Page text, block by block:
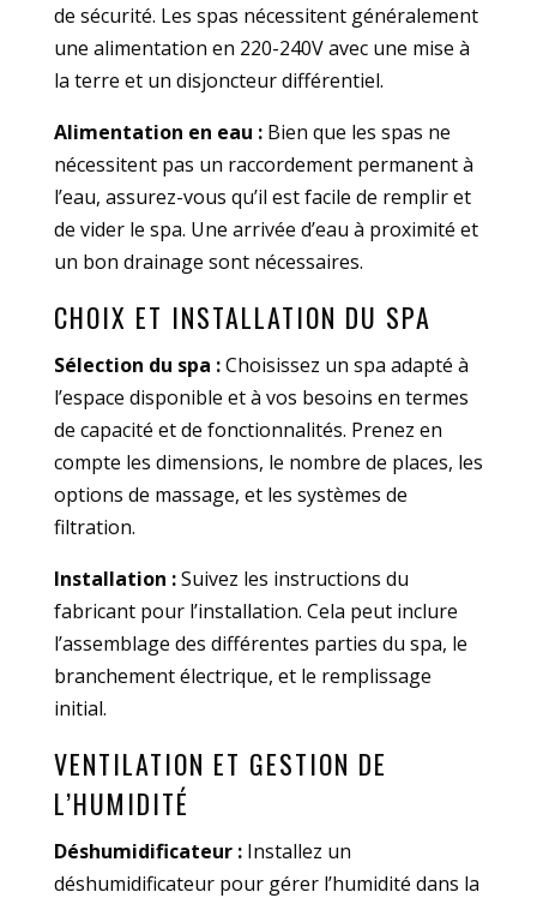
de sécurité. Les spas nécessitent généralement
une alimentation en 220-240V avec une mise à
la terre et un disjoncteur différentiel.
Alimentation en eau :Bien que les spas ne
nécessitent pas un raccordement permanent à
l’eau, assurez-vous qu’il est facile de remplir et
de vider le spa. Une arrivée d’eau à proximité et
un bon drainage sont nécessaires.
CHOIX ET INSTALLATION DU SPA
Sélection du spa :Choisissez un spa adapté à
l’espace disponible et à vos besoins en termes
de capacité et de fonctionnalités. Prenez en
compte les dimensions, le nombre de places, les
options de massage, et les systèmes de
filtration.
Installation :Suivez les instructions du
fabricant pour l’installation. Cela peut inclure
l’assemblage des différentes parties du spa, le
branchement électrique, et le remplissage
initial.
VENTILATION ET GESTION DE
L’HUMIDITÉ
Déshumidificateur :Installez un
déshumidificateur pour gérer l’humidité dans la